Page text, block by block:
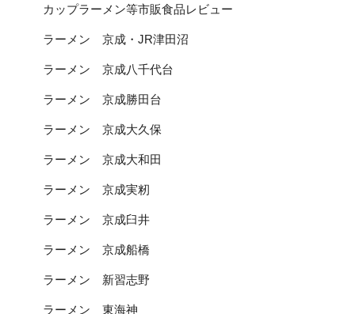
カップラーメン等市販食品レビュー
ラーメン 京成・JR津田沼
ラーメン 京成八千代台
ラーメン 京成勝田台
ラーメン 京成大久保
ラーメン 京成大和田
ラーメン 京成実籾
ラーメン 京成臼井
ラーメン 京成船橋
ラーメン 新習志野
ラーメン 東海神